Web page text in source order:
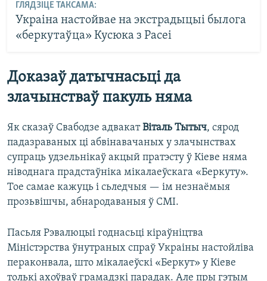
ГЛЯДЗІЦЕ ТАКСАМА:
Украіна настойвае на экстрадыцыі былога
«беркутаўца» Кусюка з Расеі
Доказаў датычнасьці да
злачынстваў пакуль няма
Як сказаў Свабодзе адвакатВіталь Тытыч, сярод
падазраваных ці абвінавачаных у злачынствах
супраць удзельнікаў акцый пратэсту ў Кіеве няма
ніводнага прадстаўніка мікалаеўскага «Беркуту».
Тое самае кажуць і сьледчыя — ім незнаёмыя
прозьвішчы, абнародаваныя ў СМІ.
Пасьля Рэвалюцыі годнасьці кіраўніцтва
Міністэрства ўнутраных спраў Украіны настойліва
пераконвала, што мікалаеўскі «Беркут» у Кіеве
толькі ахоўваў грамадзкі парадак. Але пры гэтым